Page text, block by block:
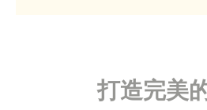
打造完美